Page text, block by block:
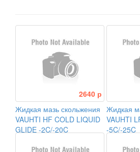
2640 р
Жидкая мазь скольжения
VAUHTI HF COLD LIQUID
GLIDE -2C/-20C
Жидкая
VAUHTI
-5C/-25C